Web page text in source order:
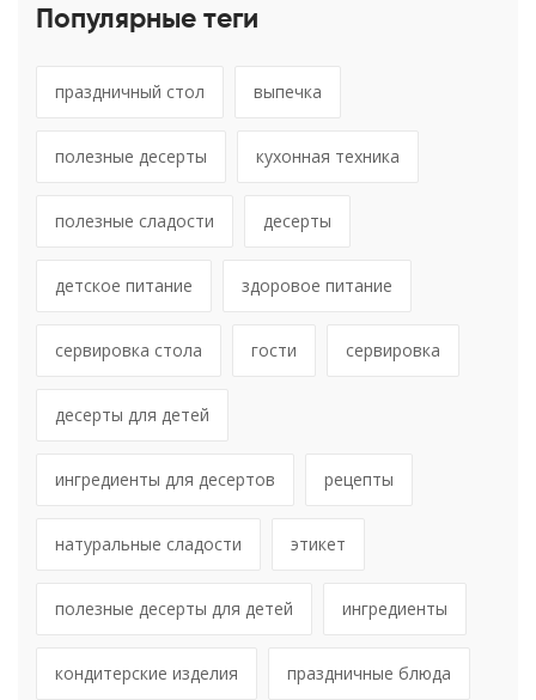
Популярные теги
праздничный стол выпечка
полезные десерты кухонная техника
полезные сладости десерты
детское питание здоровое питание
сервировка стола гости сервировка
десерты для детей
ингредиенты для десертов рецепты
натуральные сладости этикет
полезные десерты для детей ингредиенты
кондитерские изделия праздничные блюда